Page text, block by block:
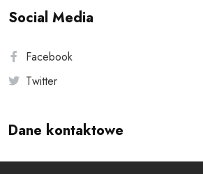
Social Media
Facebook
Twitter
Dane kontaktowe